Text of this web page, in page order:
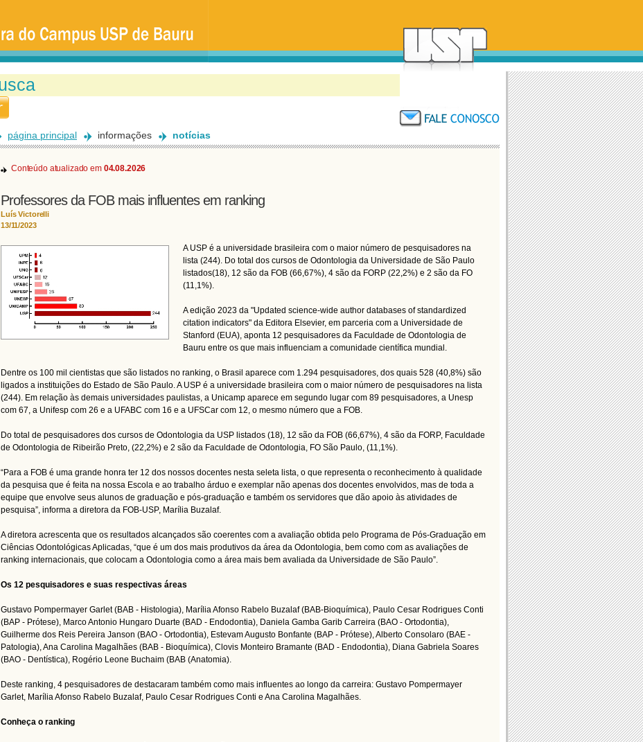
conteúdo
principal
página principal informações notícias
Conteúdo atualizado em 04.08.2026
Professores da FOB mais influentes em ranking
Luís Victorelli
13/11/2023
A USP é a universidade brasileira com o maior número de pesquisadores na
lista (244). Do total dos cursos de Odontologia da Universidade de São Paulo
listados(18), 12 são da FOB (66,67%), 4 são da FORP (22,2%) e 2 são da FO
(11,1%).
A edição 2023 da "Updated science-wide author databases of standardized
citation indicators" da Editora Elsevier, em parceria com a Universidade de
Stanford (EUA), aponta 12 pesquisadores da Faculdade de Odontologia de
Bauru entre os que mais influenciam a comunidade científica mundial.
Dentre os 100 mil cientistas que são listados no ranking, o Brasil aparece com 1.294 pesquisadores, dos quais 528 (40,8%) são
ligados a instituições do Estado de São Paulo. A USP é a universidade brasileira com o maior número de pesquisadores na lista
(244). Em relação às demais universidades paulistas, a Unicamp aparece em segundo lugar com 89 pesquisadores, a Unesp
com 67, a Unifesp com 26 e a UFABC com 16 e a UFSCar com 12, o mesmo número que a FOB.
Do total de pesquisadores dos cursos de Odontologia da USP listados (18), 12 são da FOB (66,67%), 4 são da FORP, Faculdade
de Odontologia de Ribeirão Preto, (22,2%) e 2 são da Faculdade de Odontologia, FO São Paulo, (11,1%).
“Para a FOB é uma grande honra ter 12 dos nossos docentes nesta seleta lista, o que representa o reconhecimento à qualidade
da pesquisa que é feita na nossa Escola e ao trabalho árduo e exemplar não apenas dos docentes envolvidos, mas de toda a
equipe que envolve seus alunos de graduação e pós-graduação e também os servidores que dão apoio às atividades de
pesquisa”, informa a diretora da FOB-USP, Marília Buzalaf.
A diretora acrescenta que os resultados alcançados são coerentes com a avaliação obtida pelo Programa de Pós-Graduação em
Ciências Odontológicas Aplicadas, “que é um dos mais produtivos da área da Odontologia, bem como com as avaliações de
ranking internacionais, que colocam a Odontologia como a área mais bem avaliada da Universidade de São Paulo”.
Os 12 pesquisadores e suas respectivas áreas
Gustavo Pompermayer Garlet (BAB - Histologia), Marília Afonso Rabelo Buzalaf (BAB-Bioquímica), Paulo Cesar Rodrigues Conti
(BAP - Prótese), Marco Antonio Hungaro Duarte (BAD - Endodontia), Daniela Gamba Garib Carreira (BAO - Ortodontia),
Guilherme dos Reis Pereira Janson (BAO - Ortodontia), Estevam Augusto Bonfante (BAP - Prótese), Alberto Consolaro (BAE -
Patologia), Ana Carolina Magalhães (BAB - Bioquímica), Clovis Monteiro Bramante (BAD - Endodontia), Diana Gabriela Soares
(BAO - Dentística), Rogério Leone Buchaim (BAB (Anatomia).
Deste ranking, 4 pesquisadores de destacaram também como mais influentes ao longo da carreira: Gustavo Pompermayer
Garlet, Marília Afonso Rabelo Buzalaf, Paulo Cesar Rodrigues Conti e Ana Carolina Magalhães.
Conheça o ranking